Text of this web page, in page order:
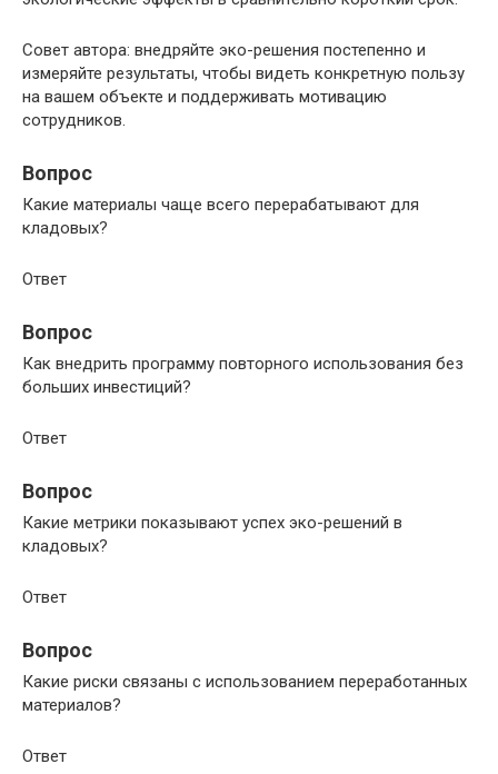
Совет автора: внедряйте эко-решения постепенно и
измеряйте результаты, чтобы видеть конкретную пользу
на вашем объекте и поддерживать мотивацию
сотрудников.
Вопрос
Какие материалы чаще всего перерабатывают для
кладовых?
Ответ
Вопрос
Как внедрить программу повторного использования без
больших инвестиций?
Ответ
Вопрос
Какие метрики показывают успех эко-решений в
кладовых?
Ответ
Вопрос
Какие риски связаны с использованием переработанных
материалов?
Ответ